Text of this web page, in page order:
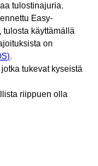
tulostinajuria.
Easy-
tulosta käyttämällä
on
).
tukevat kyseistä
riippuen olla